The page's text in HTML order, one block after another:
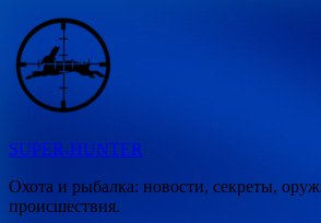
Перейти
содержимому
SUPER-HUNTER
Охота и рыбалка: новости, секреты,
происшествия.